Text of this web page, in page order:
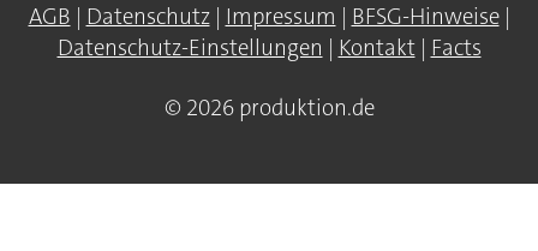
AGB | Datenschutz| Impressum | BFSG-Hinweise|
Datenschutz-Einstellungen | Kontakt| Facts
© 2026 produktion.de